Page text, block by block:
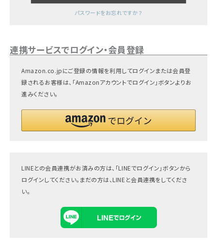
お問い合わせ
ログアウト
パスワードをお忘れですか？
連携サービスでログイン・会員登録
Amazon.co.jpにご登録の情報を利用してログインまたは会員登
録されるお客様は、「Amazonアカウントでログイン」ボタンよりお
進みください。
LINEとの会員連携がお済みの方は、「LINEでログイン」ボタンから
ログインしてください。まだの方は、LINEと会員連携をしてくださ
い。